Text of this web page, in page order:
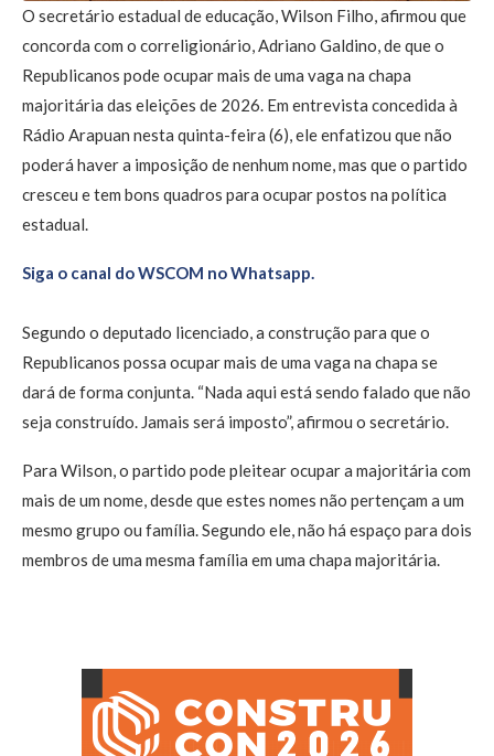
O secretário estadual de educação, Wilson Filho, afirmou que
concorda com o correligionário, Adriano Galdino, de que o
Republicanos pode ocupar mais de uma vaga na chapa
majoritária das eleições de 2026. Em entrevista concedida à
Rádio Arapuan nesta quinta-feira (6), ele enfatizou que não
poderá haver a imposição de nenhum nome, mas que o partido
cresceu e tem bons quadros para ocupar postos na política
estadual.
Siga o canal do WSCOM no Whatsapp.
Segundo o deputado licenciado, a construção para que o
Republicanos possa ocupar mais de uma vaga na chapa se
dará de forma conjunta. “Nada aqui está sendo falado que não
seja construído. Jamais será imposto”, afirmou o secretário.
Para Wilson, o partido pode pleitear ocupar a majoritária com
mais de um nome, desde que estes nomes não pertençam a um
mesmo grupo ou família. Segundo ele, não há espaço para dois
membros de uma mesma família em uma chapa majoritária.